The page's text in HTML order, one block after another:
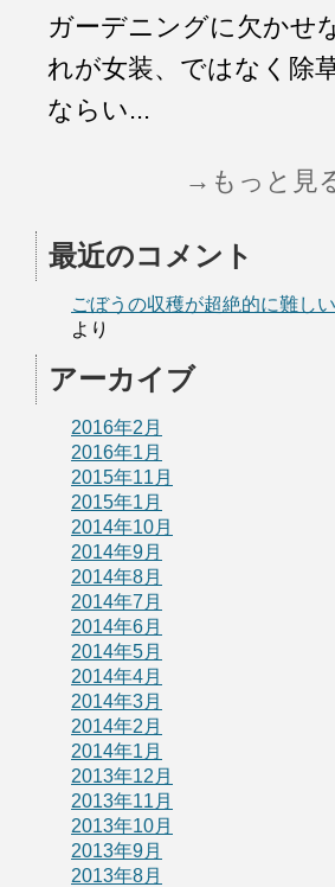
ガーデニングに欠かせ
れが女装、ではなく除
ならい...
→もっと見
最近のコメント
ごぼうの収穫が超絶的に難し
より
アーカイブ
2016年2月
2016年1月
2015年11月
2015年1月
2014年10月
2014年9月
2014年8月
2014年7月
2014年6月
2014年5月
2014年4月
2014年3月
2014年2月
2014年1月
2013年12月
2013年11月
2013年10月
2013年9月
2013年8月